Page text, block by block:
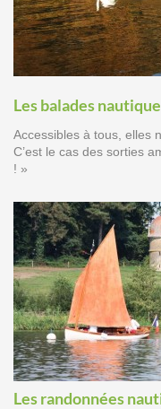
Les balades
Accessibles à tous, elles
C’est le cas des sorties
! »
Les randonnées